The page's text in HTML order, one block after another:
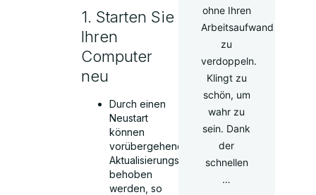
1. Starten Sie
Ihren
Computer
neu
Durch einen
Neustart
können
vorübergehende
Aktualisierungsfehler
behoben
werden, so
ohne Ihren
Arbeitsaufwand
zu
verdoppeln.
Klingt zu
schön, um
wahr zu
sein. Dank
der
schnellen
…